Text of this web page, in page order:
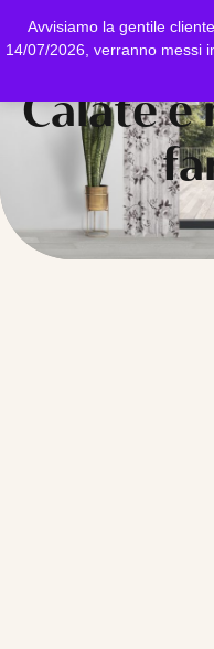
Avvisiamo la gentile
14/07/2026, verranno messi
Calate e